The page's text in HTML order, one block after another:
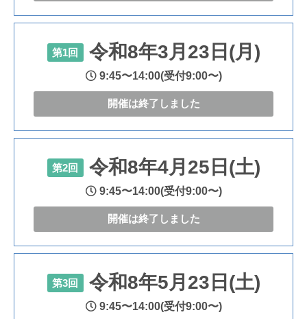
第1回 令和8年3月23日(月)
9:45〜14:00(受付9:00〜)
開催は終了しました
第2回 令和8年4月25日(土)
9:45〜14:00(受付9:00〜)
開催は終了しました
第3回 令和8年5月23日(土)
9:45〜14:00(受付9:00〜)